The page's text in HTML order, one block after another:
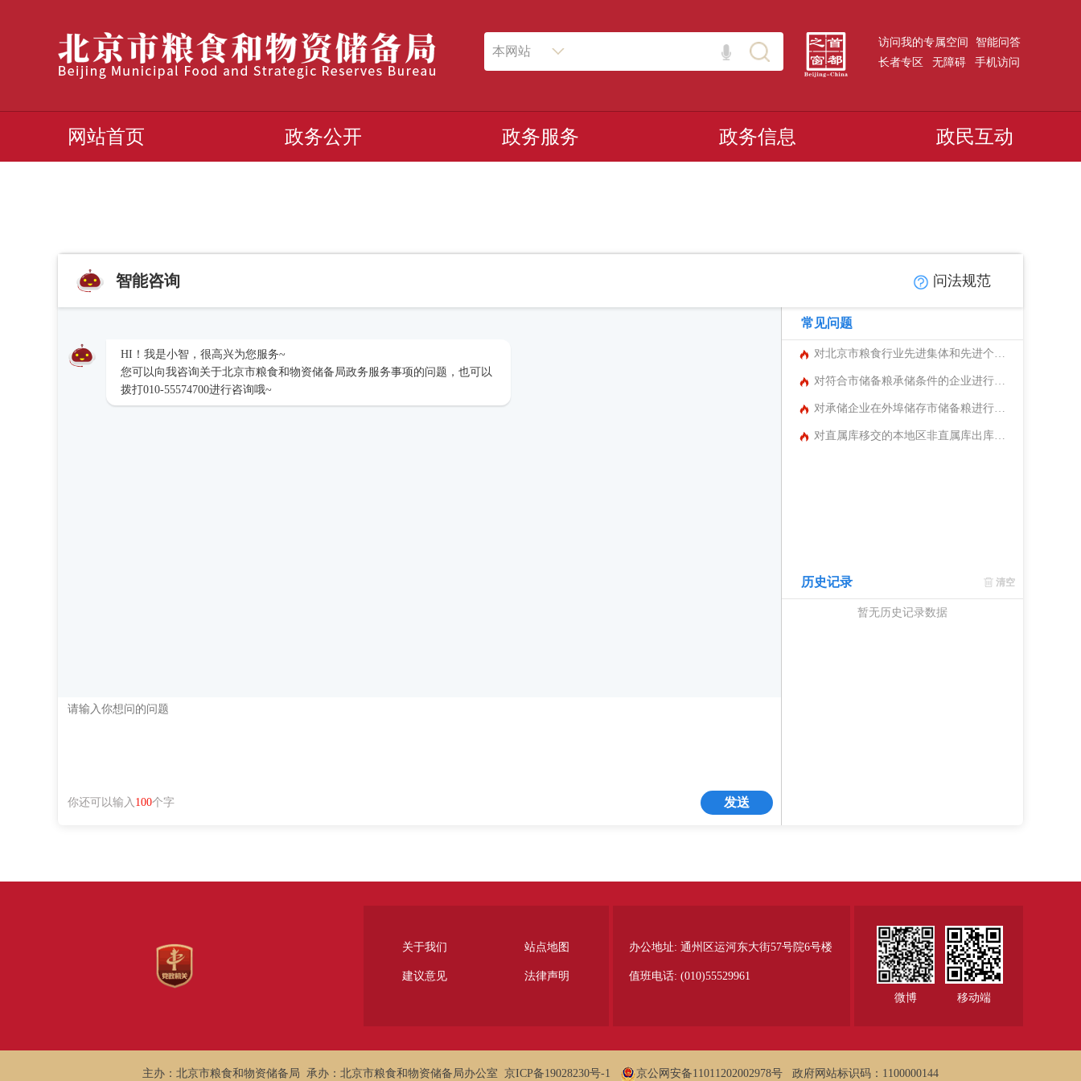
本网站
访问我的专属空间
智能问答
长者专区
无障碍 手机访问
网站首页 政务公开 政务服务 政务信息 政民互动
智能咨询 问法规范
HI！我是小智，很高兴为您服务~
您可以向我咨询关于北京市粮食和物资储备局政务服务事项的问题，也可以
拨打010-55574700进行咨询哦~
你还可以输入 100个字 发送
常见问题
对北京市粮食行业先进集体和先进个人的奖励
对符合市储备粮承储条件的企业进行选择
对承储企业在外埠储存市储备粮进行批准
对直属库移交的本地区非直属库出库纠纷进行处理
历史记录 清空
暂无历史记录数据
微博 移动端
办公地址: 通州区运河东大街57号院6号楼
值班电话: (010)55529961
关于我们 站点地图
建议意见 法律声明
主办：北京市粮食和物资储备局 承办：北京市粮食和物资储备局办公室 京ICP备19028230号-1 京公网安备11011202002978号 政府网站标识码：1100000144